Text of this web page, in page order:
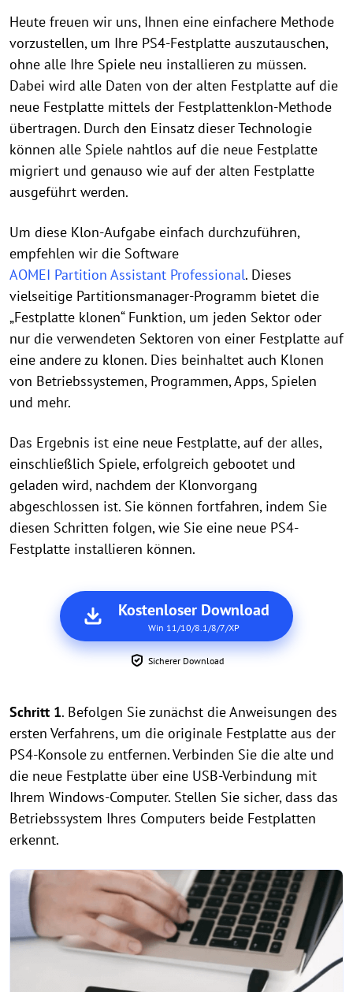
Heute freuen wir uns, Ihnen eine einfachere Methode
vorzustellen, um Ihre PS4-Festplatte auszutauschen,
ohne alle Ihre Spiele neu installieren zu müssen.
Dabei wird alle Daten von der alten Festplatte auf die
neue Festplatte mittels der Festplattenklon-Methode
übertragen. Durch den Einsatz dieser Technologie
können alle Spiele nahtlos auf die neue Festplatte
migriert und genauso wie auf der alten Festplatte
ausgeführt werden.
Um diese Klon-Aufgabe einfach durchzuführen,
empfehlen wir die Software
AOMEI Partition Assistant Professional. Dieses
vielseitige Partitionsmanager-Programm bietet die
„Festplatte klonen“ Funktion, um jeden Sektor oder
nur die verwendeten Sektoren von einer Festplatte auf
eine andere zu klonen. Dies beinhaltet auch Klonen
von Betriebssystemen, Programmen, Apps, Spielen
und mehr.
Das Ergebnis ist eine neue Festplatte, auf der alles,
einschließlich Spiele, erfolgreich gebootet und
geladen wird, nachdem der Klonvorgang
abgeschlossen ist. Sie können fortfahren, indem Sie
diesen Schritten folgen, wie Sie eine neue PS4-
Festplatte installieren können.
Kostenloser Download
Win 11/10/8.1/8/7/XP
Sicherer Download
Schritt 1. Befolgen Sie zunächst die Anweisungen des
ersten Verfahrens, um die originale Festplatte aus der
PS4-Konsole zu entfernen. Verbinden Sie die alte und
die neue Festplatte über eine USB-Verbindung mit
Ihrem Windows-Computer. Stellen Sie sicher, dass das
Betriebssystem Ihres Computers beide Festplatten
erkennt.